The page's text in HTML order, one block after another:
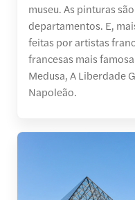
museu. As pinturas
departamentos. E,
feitas por artistas
francesas mais
Medusa, A Liberdade
Napoleão.